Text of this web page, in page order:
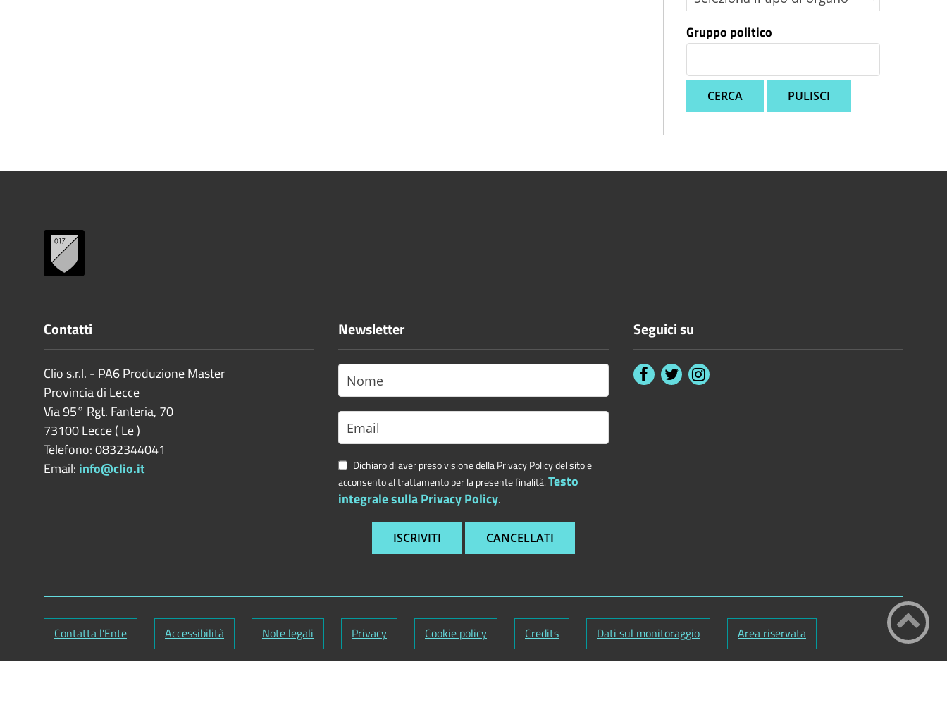
Gruppo politico
CERCA PULISCI
Contatti
Clio s.r.l. - PA6 Produzione Master
Provincia di Lecce
Via 95° Rgt. Fanteria, 70
73100Lecce( Le)
Telefono: 0832344041
Email: info@clio.it
Newsletter
Dichiaro di aver preso visione della Privacy Policy del sito e
acconsento al trattamento per la presente finalità.Testo
integrale sulla Privacy Policy.
Seguici su
Contatta l'Ente Accessibilità Note legali Privacy Cookie policy Credits Dati sul monitoraggio Area riservata